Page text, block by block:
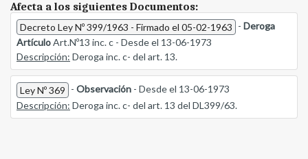
Afecta a los siguientes Documentos:
Decreto Ley Nº 399/1963 - Firmado el 05-02-1963 - Deroga
ArtículoArt.Nº13 inc. c - Desde el 13-06-1973
Descripción: Deroga inc. c- del art. 13.
Ley Nº 369 - Observación - Desde el 13-06-1973
Descripción: Deroga inc. c- del art. 13 del DL399/63.